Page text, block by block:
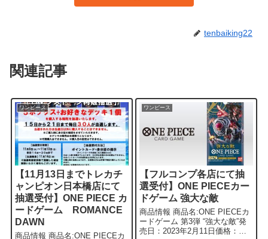
tenbaiking22
関連記事
ワンピース
【11月13日までトレカチ
ャンピオン日本橋店にて
抽選受付】ONE PIECE カ
ードゲーム ROMANCE
DAWN
商品情報 商品名:ONE PIECEカ
ワンピース
【フルコンプ各店にて抽
選受付】ONE PIECEカー
ドゲーム 強大な敵
商品情報 商品名:ONE PIECEカ
ードゲーム 第3弾 “強大な敵”発
売日：2023年2月11日価格：